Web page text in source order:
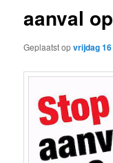
aanval
Geplaatst opvrijdag